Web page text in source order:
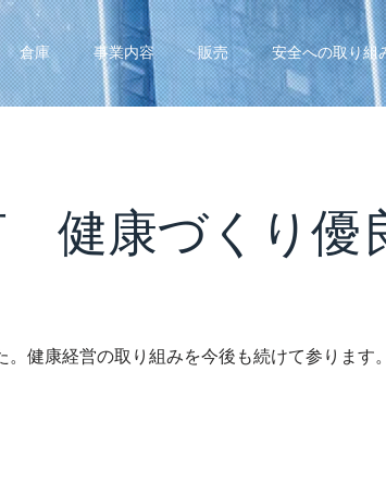
倉庫 事業内容 販売 安全への取り組
健康づくり優
健康経営の取り組みを今後も続けて参ります。